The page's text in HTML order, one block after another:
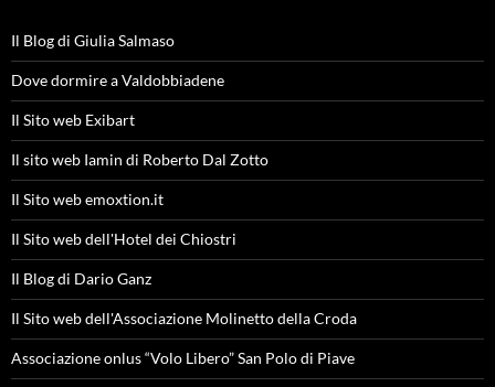
Il Blog di Giulia Salmaso
Dove dormire a Valdobbiadene
Il Sito web Exibart
Il sito web Iamin di Roberto Dal Zotto
Il Sito web emoxtion.it
Il Sito web dell'Hotel dei Chiostri
Il Blog di Dario Ganz
Il Sito web dell'Associazione Molinetto della Croda
Associazione onlus “Volo Libero” San Polo di Piave